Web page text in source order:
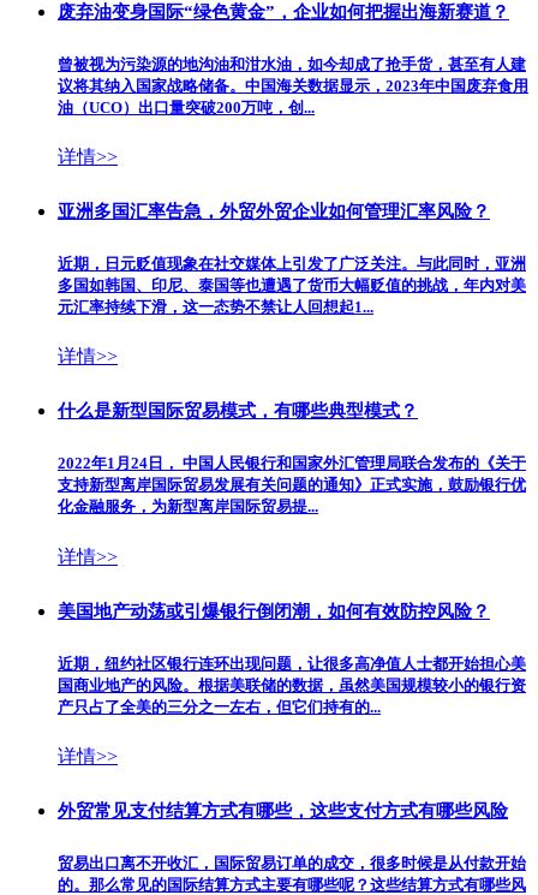
废弃油变身国际“绿色黄金”，企业如何把握出海新赛道？
曾被视为污染源的地沟油和泔水油，如今却成了抢手货，甚至有人建
议将其纳入国家战略储备。中国海关数据显示，2023年中国废弃食用
油（UCO）出口量突破200万吨，创...
详情>>
亚洲多国汇率告急，外贸外贸企业如何管理汇率风险？
近期，日元贬值现象在社交媒体上引发了广泛关注。与此同时，亚洲
多国如韩国、印尼、泰国等也遭遇了货币大幅贬值的挑战，年内对美
元汇率持续下滑，这一态势不禁让人回想起1...
详情>>
什么是新型国际贸易模式，有哪些典型模式？
2022年1月24日， 中国人民银行和国家外汇管理局联合发布的《关于
支持新型离岸国际贸易发展有关问题的通知》正式实施，鼓励银行优
化金融服务，为新型离岸国际贸易提...
详情>>
美国地产动荡或引爆银行倒闭潮，如何有效防控风险？
近期，纽约社区银行连环出现问题，让很多高净值人士都开始担心美
国商业地产的风险。根据美联储的数据，虽然美国规模较小的银行资
产只占了全美的三分之一左右，但它们持有的...
详情>>
外贸常见支付结算方式有哪些，这些支付方式有哪些风险
贸易出口离不开收汇，国际贸易订单的成交，很多时候是从付款开始
的。那么常见的国际结算方式主要有哪些呢？这些结算方式有哪些风